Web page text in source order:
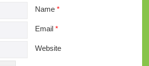
Name *
Email *
Website